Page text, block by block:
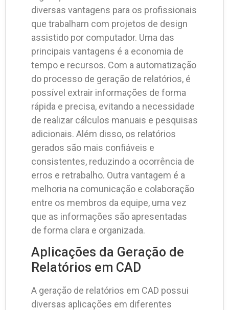
diversas vantagens para os profissionais
que trabalham com projetos de design
assistido por computador. Uma das
principais vantagens é a economia de
tempo e recursos. Com a automatização
do processo de geração de relatórios, é
possível extrair informações de forma
rápida e precisa, evitando a necessidade
de realizar cálculos manuais e pesquisas
adicionais. Além disso, os relatórios
gerados são mais confiáveis e
consistentes, reduzindo a ocorrência de
erros e retrabalho. Outra vantagem é a
melhoria na comunicação e colaboração
entre os membros da equipe, uma vez
que as informações são apresentadas
de forma clara e organizada.
Aplicações da Geração de
Relatórios em CAD
A geração de relatórios em CAD possui
diversas aplicações em diferentes